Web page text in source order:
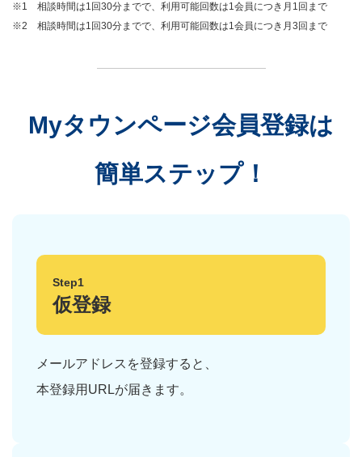
※1 相談時間は1回30分までで、利用可能回数は1会員につき月1回まで
※2 相談時間は1回30分までで、利用可能回数は1会員につき月3回まで
Myタウンページ会員登録は
簡単ステップ！
Step1
仮登録
メールアドレスを登録すると、
本登録用URLが届きます。